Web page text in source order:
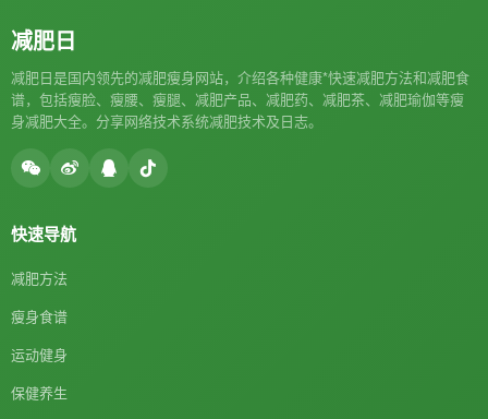
减肥日
减肥日是国内领先的减肥瘦身网站，介绍各种健康*快速减肥方法和减肥食
谱，包括瘦脸、瘦腰、瘦腿、减肥产品、减肥药、减肥茶、减肥瑜伽等瘦
身减肥大全。分享网络技术系统减肥技术及日志。
快速导航
减肥方法
瘦身食谱
运动健身
保健养生